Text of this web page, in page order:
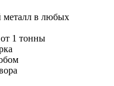
в любых
1 тонны